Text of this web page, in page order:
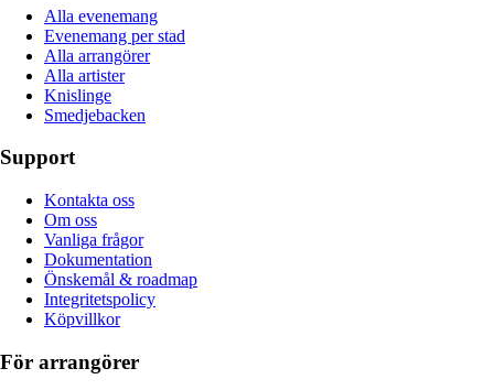
Alla evenemang
Evenemang per stad
Alla arrangörer
Alla artister
Knislinge
Smedjebacken
Support
Kontakta oss
Om oss
Vanliga frågor
Dokumentation
Önskemål & roadmap
Integritetspolicy
Köpvillkor
För arrangörer